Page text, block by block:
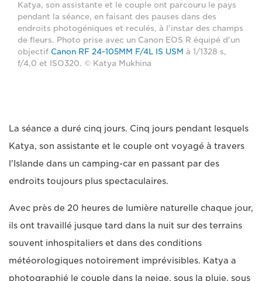
Katya, son assistante et le couple ont parcouru le pays
pendant la séance, en faisant des pauses dans des
endroits photogéniques et reculés, à l'instar des champs
de fleurs. Photo prise avec un Canon EOS R équipé d'un
objectif Canon RF 24-105MM F/4L IS USM à 1/1328 s,
f/4,0 et ISO320. © Katya Mukhina
La séance a duré cinq jours. Cinq jours pendant lesquels
Katya, son assistante et le couple ont voyagé à travers
l'Islande dans un camping-car en passant par des
endroits toujours plus spectaculaires.
Avec près de 20 heures de lumière naturelle chaque jour,
ils ont travaillé jusque tard dans la nuit sur des terrains
souvent inhospitaliers et dans des conditions
météorologiques notoirement imprévisibles. Katya a
photographié le couple dans la neige, sous la pluie, sous